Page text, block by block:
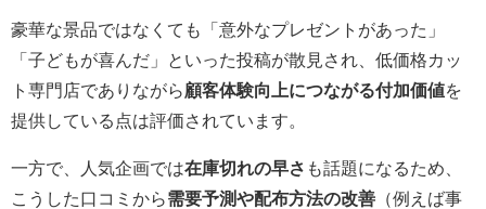
豪華な景品ではなくても「意外なプレゼントがあった」
「子どもが喜んだ」といった投稿が散見され、低価格カッ
ト専門店でありながら顧客体験向上につながる付加価値を
提供している点は評価されています。
一方で、人気企画では在庫切れの早さ も話題になるため、
こうした口コミから需要予測や配布方法の改善 （例えば事